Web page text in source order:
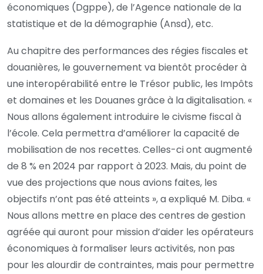
économiques (Dgppe), de l’Agence nationale de la
statistique et de la démographie (Ansd), etc.
Au chapitre des performances des régies fiscales et
douanières, le gouvernement va bientôt procéder à
une interopérabilité entre le Trésor public, les Impôts
et domaines et les Douanes grâce à la digitalisation. «
Nous allons également introduire le civisme fiscal à
l’école. Cela permettra d’améliorer la capacité de
mobilisation de nos recettes. Celles-ci ont augmenté
de 8 % en 2024 par rapport à 2023. Mais, du point de
vue des projections que nous avions faites, les
objectifs n’ont pas été atteints », a expliqué M. Diba. «
Nous allons mettre en place des centres de gestion
agréée qui auront pour mission d’aider les opérateurs
économiques à formaliser leurs activités, non pas
pour les alourdir de contraintes, mais pour permettre